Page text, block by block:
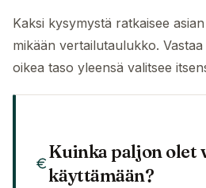
Kaksi kysymystä ratkaisee
mikään vertailutaulukko.
oikea taso yleensä valitsee
Kuinka paljon olet
käyttämään?